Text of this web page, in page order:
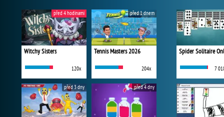
Witchy Sisters
120x
před 4 hodinami
Tennis Masters 2026
204x
před 1 dnem
před 3 dny před 4 dny
Spider Solitaire
7